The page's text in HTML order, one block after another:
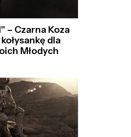
– Czarna Koza
dla
Młodych